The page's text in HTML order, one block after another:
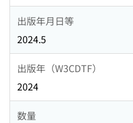
出版年月日等
2024.5
出版年（W3CDTF）
2024
数量